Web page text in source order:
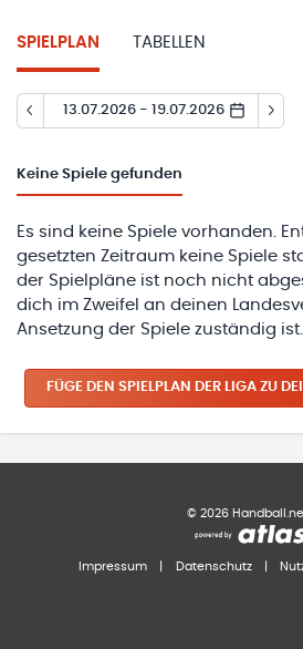
SPIELPLAN TABELLEN
13.07.2026 - 19.07.2026
Keine Spiele gefunden
Es sind keine Spiele vorhanden.
gesetzten Zeitraum keine Spiele
der Spielpläne ist noch nicht
dich im Zweifel an deinen
Ansetzung der Spiele zuständig ist.
FÜGE DEN SPIELPLAN DER LIGA ZU
© 2026
Impressum Datenschutz